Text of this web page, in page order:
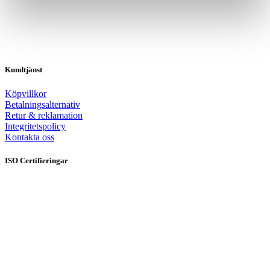
Kundtjänst
Köpvillkor
Betalningsalternativ
Retur & reklamation
Integritetspolicy
Kontakta oss
ISO Certifieringar